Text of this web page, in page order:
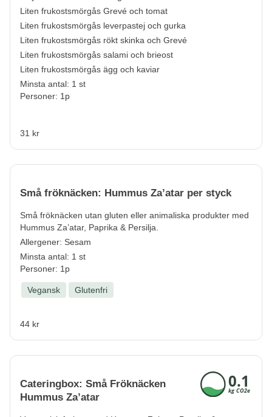
Liten frukostsmörgås Grevé och tomat
Liten frukostsmörgås leverpastej och gurka
Liten frukostsmörgås rökt skinka och Grevé
Liten frukostsmörgås salami och brieost
Liten frukostsmörgås ägg och kaviar
Minsta antal: 1 st
Personer: 1p
31 kr
Små fröknäcken: Hummus Za’atar per styck
Små fröknäcken utan gluten eller animaliska produkter med
Hummus Za’atar, Paprika & Persilja.
Allergener: Sesam
Minsta antal: 1 st
Personer: 1p
Vegansk Glutenfri
44 kr
Cateringbox: Små Fröknäcken
Hummus Za’atar